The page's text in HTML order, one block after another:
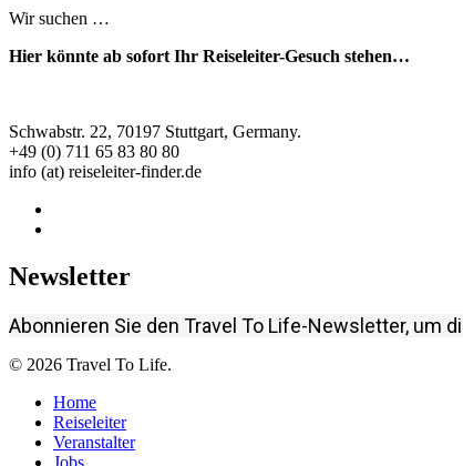
Wir suchen …
Hier könnte ab sofort Ihr Reiseleiter-Gesuch stehen…
Schwabstr. 22, 70197 Stuttgart, Germany.
+49 (0) 711 65 83 80 80
info (at) reiseleiter-finder.de
Newsletter
Abonnieren Sie den Travel To Life-Newsletter, um
© 2026 Travel To Life.
Home
Reiseleiter
Veranstalter
Jobs